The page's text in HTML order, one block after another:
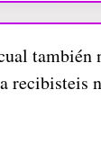
también
recibisteis